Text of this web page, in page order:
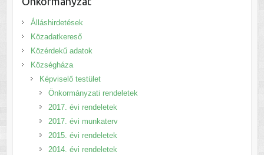
Álláshirdetések
Közadatkereső
Közérdekű adatok
Községháza
Képviselő testület
Önkormányzati rendeletek
2017. évi rendeletek
2017. évi munkaterv
2015. évi rendeletek
2014. évi rendeletek